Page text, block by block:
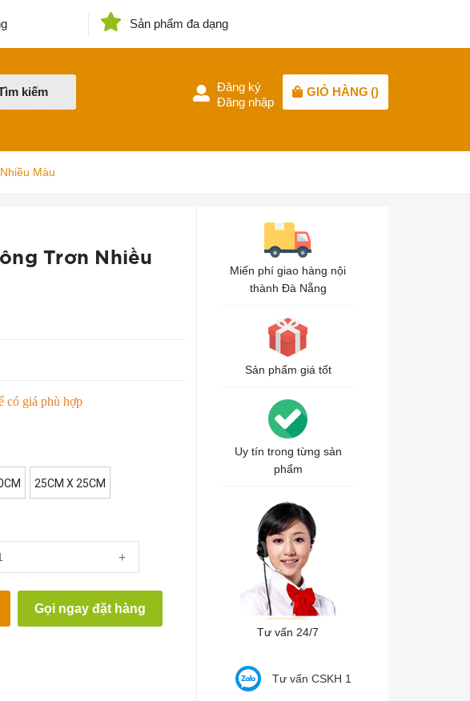
Sản phẩm đa dạng
kiếm
Đăng ký
Đăng nhập
GIỎ HÀNG ()
Màu
Trơn Nhiều
có giá phù hợp
25CM X 25CM
+
Gọi ngay đặt hàng
Miến phí giao hàng nội
thành Đà Nẵng
Sản phẩm giá tốt
Uy tín trong từng sản
phẩm
Tư vấn 24/7
Tư vấn CSKH 1